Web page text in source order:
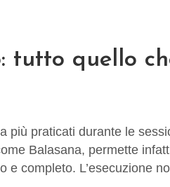
tutto quello
più praticati durante le
Balasana, permette
e completo. L’esecuzione